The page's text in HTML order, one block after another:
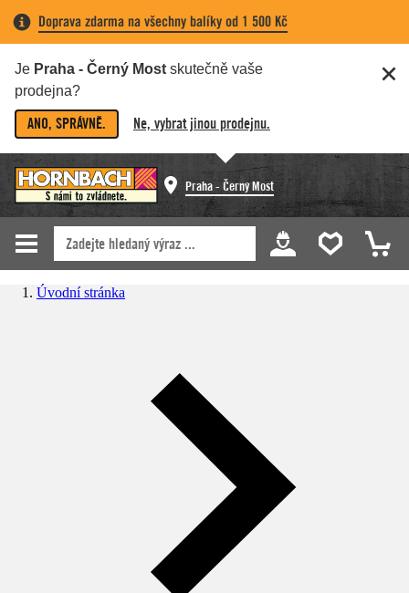
Doprava zdarma na všechny balíky od 1 500 Kč
Je Praha - Černý Most skutečně vaše
prodejna?
ANO, SPRÁVNĚ. Ne, vybrat jinou prodejnu.
Praha - Černý Most
Úvodní stránka